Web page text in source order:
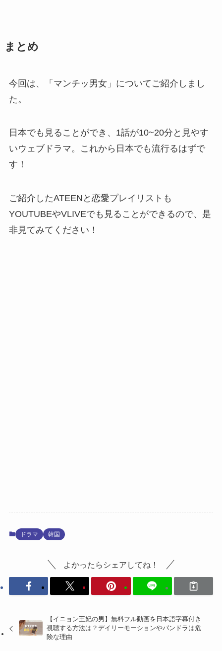
まとめ
今回は、「マンチッ男女」についてご紹介しまし
た。
日本でも見ることができ、1話が10~20分と見やす
いウェブドラマ。これから日本でも流行るはずで
す！
ご紹介したATEENと恋愛プレイリストも
YOUTUBEやVLIVEでも見ることができるので、是
非見てみてください！
ドラマ 韓国
よかったらシェアしてね！
【イニョン王妃の男】無料フル動画を日本語字幕付き
視聴する方法は？デイリーモーションやパンドラは危
険な理由